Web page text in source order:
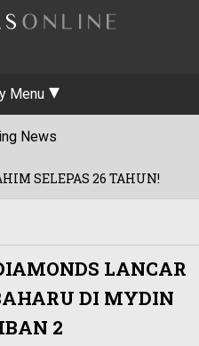
Menu
News
01/08/2026
LANCAR
DI MYDIN
2